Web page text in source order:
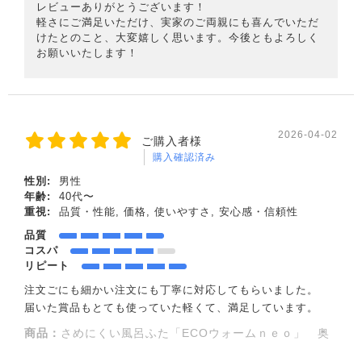
レビューありがとうございます！
軽さにご満足いただけ、実家のご両親にも喜んでいただ
けたとのこと、大変嬉しく思います。今後ともよろしく
お願いいたします！
ご購入者様
購入確認済み
2026-04-02
性別:
男性
年齢:
40代〜
重視:
品質・性能, 価格, 使いやすさ, 安心感・信頼性
品質
コスパ
リピート
注文ごにも細かい注文にも丁寧に対応してもらいました。
届いた賞品もとても使っていた軽くて、満足しています。
商品： さめにくい風呂ふた「ECOウォームｎｅｏ」 奥